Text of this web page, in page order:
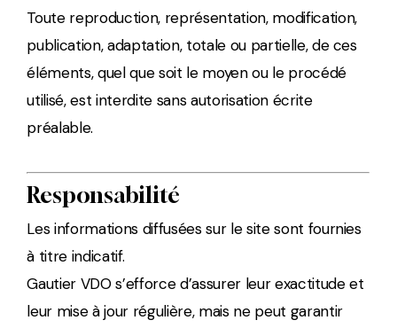
Toute reproduction, représentation, modification,
publication, adaptation, totale ou partielle, de ces
éléments, quel que soit le moyen ou le procédé
utilisé, est interdite sans autorisation écrite
préalable.
Responsabilité
Les informations diffusées sur le site sont fournies
à titre indicatif.
Gautier VDO s’efforce d’assurer leur exactitude et
leur mise à jour régulière, mais ne peut garantir